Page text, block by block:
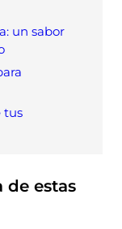
un sabor
tus
de estas